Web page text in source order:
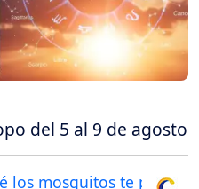
del 5 al 9 de agosto